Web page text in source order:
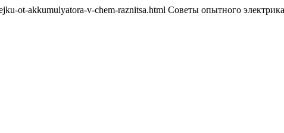
ot-akkumulyatora-v-chem-raznitsa.html Советы опытного